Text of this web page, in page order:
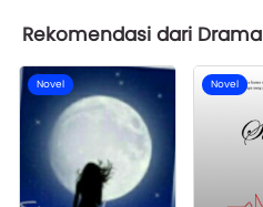
Rekomendasi dari Drama
Novel Novel